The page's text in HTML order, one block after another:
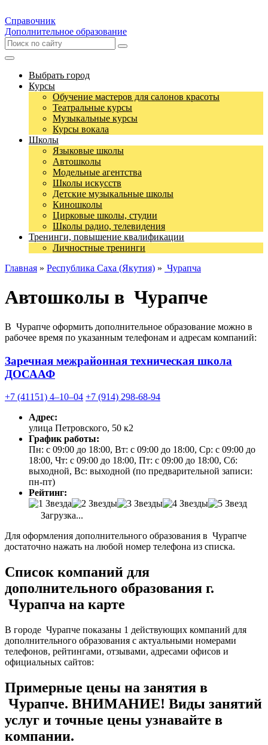
Справочник
Дополнительное образование
Выбрать город
Курсы
Обучение мастеров для салонов красоты
Театральные курсы
Музыкальные курсы
Курсы вокала
Школы
Языковые школы
Автошколы
Модельные агентства
Школы искусств
Детские музыкальные школы
Киношколы
Цирковые школы, студии
Школы радио, телевидения
Тренинги, повышение квалификации
Личностные тренинги
Главная » Республика Саха (Якутия) » Чурапча
Автошколы в Чурапче
В Чурапче оформить дополнительное образование можно в
рабочее время по указанным телефонам и адресам компаний:
Заречная межрайонная техническая школа
ДОСААФ
+7 (41151) 4‒10‒04 +7 (914) 298-68-94
Адрес:
улица Петровского, 50 к2
График работы:
Пн: с 09:00 до 18:00, Вт: с 09:00 до 18:00, Ср: с 09:00 до
18:00, Чт: с 09:00 до 18:00, Пт: с 09:00 до 18:00, Сб:
выходной, Вс: выходной (по предварительной записи:
пн-пт)
Рейтинг:
Загрузка...
Для оформления дополнительного образования в Чурапче
достаточно нажать на любой номер телефона из списка.
Список компаний для
дополнительного образования г.
Чурапча на карте
В городе Чурапче показаны 1 действующих компаний для
дополнительного образования с актуальными номерами
телефонов, рейтингами, отзывами, адресами офисов и
официальных сайтов:
Примерные цены на занятия в
Чурапче. ВНИМАНИЕ! Виды занятий
услуг и точные цены узнавайте в
компании.